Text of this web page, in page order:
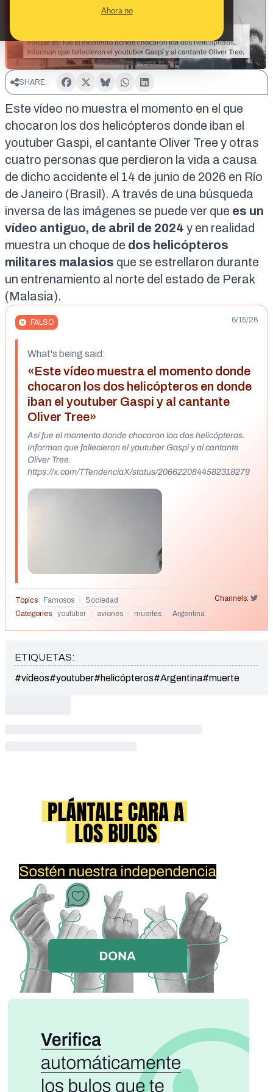
Ahora no
SHARE:
Este vídeo no muestra el momento en el que
chocaron los dos helicópteros donde iban el
youtuber Gaspi, el cantante Oliver Tree y otras
cuatro personas que perdieron la vida a causa
de dicho accidente el 14 de junio de 2026 en Río
de Janeiro (Brasil). A través de una búsqueda
inversa de las imágenes se puede ver que es un
vídeo antiguo, de abril de 2024 y en realidad
muestra un choque de dos helicópteros
militares malasios que se estrellaron durante
un entrenamiento al norte del estado de Perak
(Malasia).
FALSO 6/15/26
What's being said:
«Este vídeo muestra el momento donde
chocaron los dos helicópteros en donde
iban el youtuber Gaspi y al cantante
Oliver Tree»
Así fue el momento donde chocaron loa dos helicópteros.
Informan que fallecieron el youtuber Gaspi y al cantante
Oliver Tree.
https://x.com/TTendenciaX/status/2066220844582318279
Topics Famosos Sociedad
Channels:
Categories
youtuber aviones muertes Argentina
ETIQUETAS:
#vídeos#youtuber#helicópteros#Argentina#muerte